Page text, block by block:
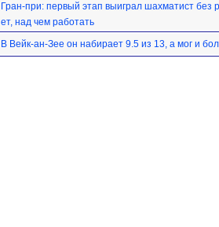
Гран-при: первый этап выиграл шахматист без
ет, над чем работать
В Вейк-ан-Зее он набирает 9.5 из 13, а мог и